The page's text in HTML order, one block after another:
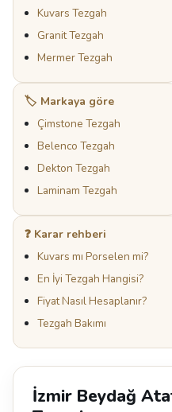
Kuvars Tezgah
Granit Tezgah
Mermer Tezgah
🏷️ Markaya göre
Çimstone Tezgah
Belenco Tezgah
Dekton Tezgah
Laminam Tezgah
❓ Karar rehberi
Kuvars mı Porselen mi?
En İyi Tezgah Hangisi?
Fiyat Nasıl Hesaplanır?
Tezgah Bakımı
İzmir Beydağ